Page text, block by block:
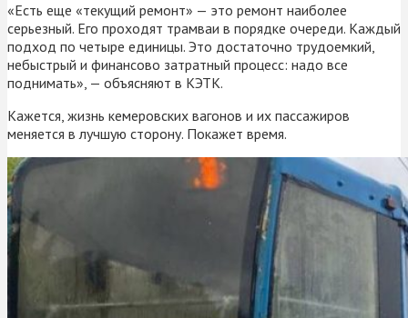
«Есть еще «текущий ремонт» — это ремонт наиболее
серьезный. Его проходят трамваи в порядке очереди. Каждый
подход по четыре единицы. Это достаточно трудоемкий,
небыстрый и финансово затратный процесс: надо все
поднимать», — объясняют в КЭТК.
Кажется, жизнь кемеровских вагонов и их пассажиров
меняется в лучшую сторону. Покажет время.